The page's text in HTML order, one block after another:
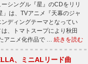
シングル『星』のCDをリリ
は、TVアニメ『天幕のジャ
ディングテーマとなってい
、トマトスープにより秋田
アニメ化作品で … 続きを読む
、ミニALリード曲